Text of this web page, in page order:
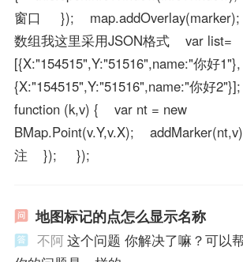
窗口 });
数组我这里采用JSON格式 var list=
[{X:"154515",Y:"51516",name:"你好1"},
{X:"154515",Y:"51516",name:"你好
function (k,v) { var nt = new
BMap.Point(v.Y,v.X);
注 }); });
地图标记的点怎么显示名称
不阿这个问题 你解决了嘛？可以